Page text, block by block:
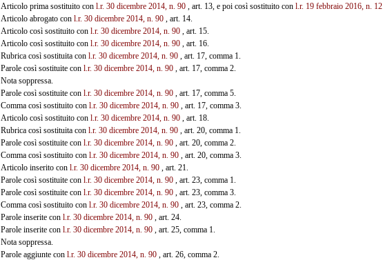
Articolo prima sostituito con l.r. 30 dicembre 2014, n. 90, art. 13, e poi così sostituito con l.r. 19 febbraio 2016, n. 12
Articolo abrogato con l.r. 30 dicembre 2014, n. 90, art. 14.
Articolo così sostituito con l.r. 30 dicembre 2014, n. 90, art. 15.
Articolo così sostituito con l.r. 30 dicembre 2014, n. 90, art. 16.
Rubrica così sostituita con l.r. 30 dicembre 2014, n. 90, art. 17, comma 1.
Parole così sostituite con l.r. 30 dicembre 2014, n. 90, art. 17, comma 2.
Nota soppressa.
Parole così sostituite con l.r. 30 dicembre 2014, n. 90, art. 17, comma 5.
Comma così sostituito con l.r. 30 dicembre 2014, n. 90, art. 17, comma 3.
Articolo così sostituito con l.r. 30 dicembre 2014, n. 90, art. 18.
Rubrica così sostituita con l.r. 30 dicembre 2014, n. 90, art. 20, comma 1.
Parole così sostituite con l.r. 30 dicembre 2014, n. 90, art. 20, comma 2.
Comma così sostituito con l.r. 30 dicembre 2014, n. 90, art. 20, comma 3.
Articolo inserito con l.r. 30 dicembre 2014, n. 90, art. 21.
Parole così sostituite con l.r. 30 dicembre 2014, n. 90, art. 23, comma 1.
Parole così sostituite con l.r. 30 dicembre 2014, n. 90, art. 23, comma 3.
Comma così sostituito con l.r. 30 dicembre 2014, n. 90, art. 23, comma 2.
Parole inserite con l.r. 30 dicembre 2014, n. 90, art. 24.
Parole inserite con l.r. 30 dicembre 2014, n. 90, art. 25, comma 1.
Nota soppressa.
Parole aggiunte con l.r. 30 dicembre 2014, n. 90, art. 26, comma 2.